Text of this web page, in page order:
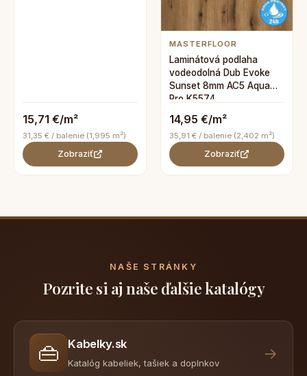
15,71 €/m²
31,35 € / balenie (1,995 m²)
Zobraziť
MASTERFLOOR
Laminátová podlaha
vodeodolná Dub Evoke
Sunset 8mm AC5 Aqua
Pro K5574
14,95 €/m²
35,91 € / balenie (2,402 m²)
Zobraziť
NAŠE STRÁNKY
Pozrite si aj naše ďalšie katalógy
👜 Kabelky.sk
Katalóg kabeliek, tašiek a doplnkov
→